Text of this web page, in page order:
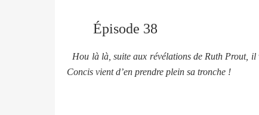
Épisode 38
Hou là là, suite aux révélations de Ruth Prout,
Concis vient d’en prendre plein sa tronche !